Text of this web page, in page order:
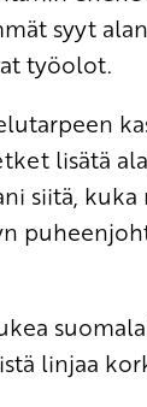
syyt
työolot.
lisätä
siitä, kuka
linjaa